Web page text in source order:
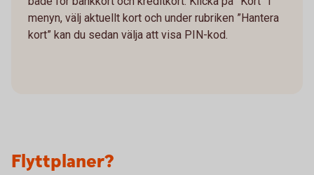
menyn, välj aktuellt kort och under rubriken ”Hantera
kort” kan du sedan välja att visa PIN-kod.
Flyttplaner?